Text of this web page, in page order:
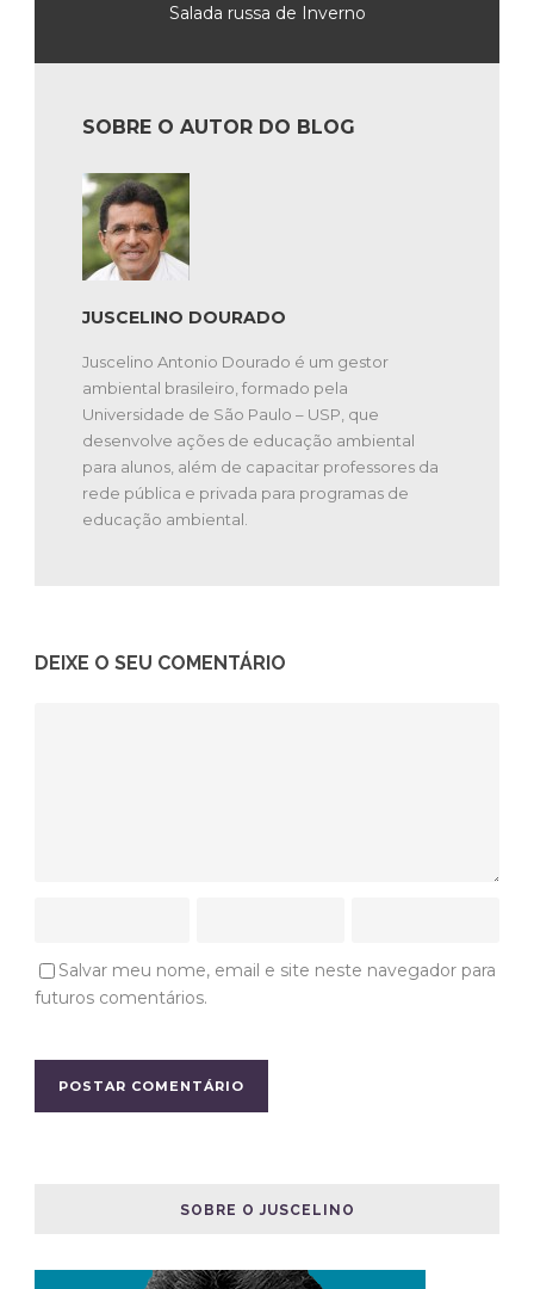
Salada russa de Inverno
SOBRE O AUTOR DO BLOG
JUSCELINO DOURADO
Juscelino Antonio Dourado é um gestor
ambiental brasileiro, formado pela
Universidade de São Paulo – USP, que
desenvolve ações de educação ambiental
para alunos, além de capacitar professores da
rede pública e privada para programas de
educação ambiental.
DEIXE O SEU COMENTÁRIO
Salvar meu nome, email e site neste navegador para
futuros comentários.
SOBRE O JUSCELINO